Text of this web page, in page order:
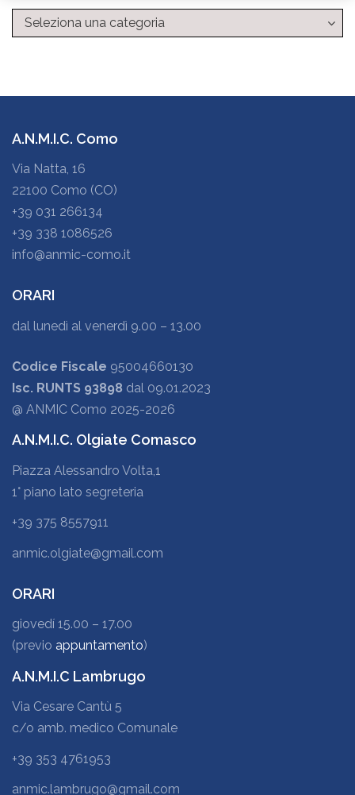
Categorie
A.N.M.I.C. Como
Via Natta, 16
22100 Como (CO)
+39 031 266134
+39 338 1086526
info@anmic-como.it
ORARI
dal lunedì al venerdì 9.00 – 13.00
Codice Fiscale 95004660130
Isc. RUNTS 93898 dal 09.01.2023
@ ANMIC Como 2025-2026
A.N.M.I.C. Olgiate Comasco
Piazza Alessandro Volta,1
1° piano lato segreteria
+39 375 8557911
anmic.olgiate@gmail.com
ORARI
giovedí 15.00 – 17.00
(previo appuntamento)
A.N.M.I.C Lambrugo
Via Cesare Cantù 5
c/o amb. medico Comunale
+39 353 4761953
anmic.lambrugo@gmail.com